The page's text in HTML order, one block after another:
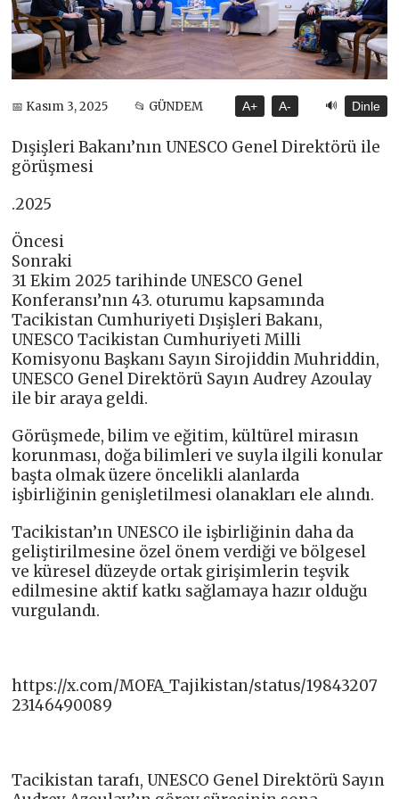
📅 Kasım 3, 2025 📂 GÜNDEM A+ A- 🔊 Dinle
Dışişleri Bakanı’nın UNESCO Genel Direktörü ile
görüşmesi
.2025
Öncesi
Sonraki
31 Ekim 2025 tarihinde UNESCO Genel
Konferansı’nın 43. oturumu kapsamında
Tacikistan Cumhuriyeti Dışişleri Bakanı,
UNESCO Tacikistan Cumhuriyeti Milli
Komisyonu Başkanı Sayın Sirojiddin Muhriddin,
UNESCO Genel Direktörü Sayın Audrey Azoulay
ile bir araya geldi.
Görüşmede, bilim ve eğitim, kültürel mirasın
korunması, doğa bilimleri ve suyla ilgili konular
başta olmak üzere öncelikli alanlarda
işbirliğinin genişletilmesi olanakları ele alındı.
Tacikistan’ın UNESCO ile işbirliğinin daha da
geliştirilmesine özel önem verdiği ve bölgesel
ve küresel düzeyde ortak girişimlerin teşvik
edilmesine aktif katkı sağlamaya hazır olduğu
vurgulandı.
https://x.com/MOFA_Tajikistan/status/19843207
23146490089
Tacikistan tarafı, UNESCO Genel Direktörü Sayın